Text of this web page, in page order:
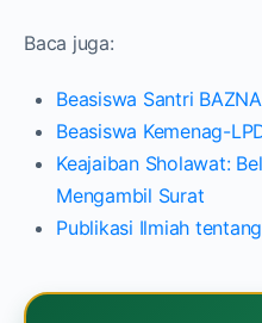
Baca juga:
Beasiswa Santri
Beasiswa Kemenag-
Keajaiban Sholawat:
Mengambil Surat
Publikasi Ilmiah